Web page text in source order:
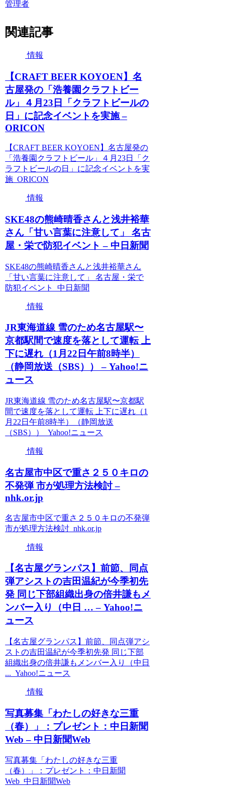
管理者
関連記事
情報
【CRAFT BEER KOYOEN】名
古屋発の「浩養園クラフトビー
ル」４月23日「クラフトビールの
日」に記念イベントを実施 –
ORICON
【CRAFT BEER KOYOEN】名古屋発の
「浩養園クラフトビール」４月23日「ク
ラフトビールの日」に記念イベントを実
施 ORICON
情報
SKE48の熊崎晴香さんと浅井裕華
さん「甘い言葉に注意して」 名古
屋・栄で防犯イベント – 中日新聞
SKE48の熊崎晴香さんと浅井裕華さん
「甘い言葉に注意して」 名古屋・栄で
防犯イベント 中日新聞
情報
JR東海道線 雪のため名古屋駅〜
京都駅間で速度を落として運転 上
下に遅れ（1月22日午前8時半）
（静岡放送（SBS）） – Yahoo!ニ
ュース
JR東海道線 雪のため名古屋駅〜京都駅
間で速度を落として運転 上下に遅れ（1
月22日午前8時半）（静岡放送
（SBS）） Yahoo!ニュース
情報
名古屋市中区で重さ２５０キロの
不発弾 市が処理方法検討 –
nhk.or.jp
名古屋市中区で重さ２５０キロの不発弾
市が処理方法検討 nhk.or.jp
情報
【名古屋グランパス】前節、同点
弾アシストの吉田温紀が今季初先
発 同じ下部組織出身の倍井謙もメ
ンバー入り（中日 … – Yahoo!ニ
ュース
【名古屋グランパス】前節、同点弾アシ
ストの吉田温紀が今季初先発 同じ下部
組織出身の倍井謙もメンバー入り（中日
... Yahoo!ニュース
情報
写真募集「わたしの好きな三重
（春）」：プレゼント：中日新聞
Web – 中日新聞Web
写真募集「わたしの好きな三重
（春）」：プレゼント：中日新聞
Web 中日新聞Web